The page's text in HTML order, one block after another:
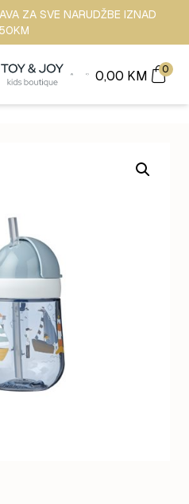
ZA SVE NARUDŽBE IZNAD
0,00 KM 0